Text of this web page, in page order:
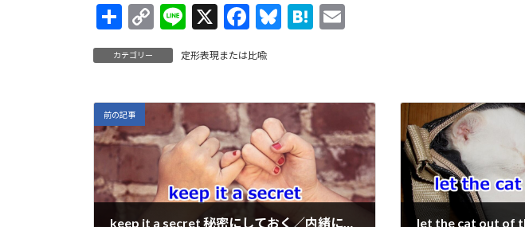
C
o
p
Li
n
k
Li
n
e
X
F
e
o
o
k
Bl H
a
共
有
カテゴリー 定形表現または比喩
前の記事
keep it a secret 秘密にしておく／内緒にしておく let the cat out of